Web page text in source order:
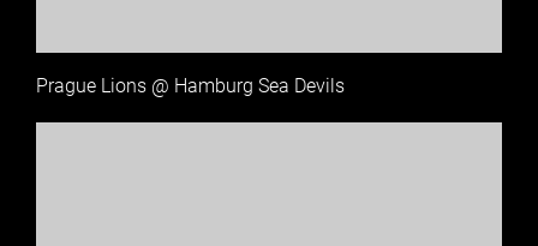
Prague Lions @ Hamburg Sea Devils